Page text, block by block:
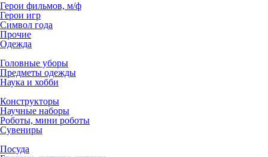
Герои фильмов, м/ф
Герои игр
Символ года
Прочие
Одежда
Головные уборы
Предметы одежды
Наука и хобби
Конструкторы
Научные наборы
Роботы, мини роботы
Сувениры
Посуда